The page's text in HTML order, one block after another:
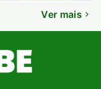
Ver mais